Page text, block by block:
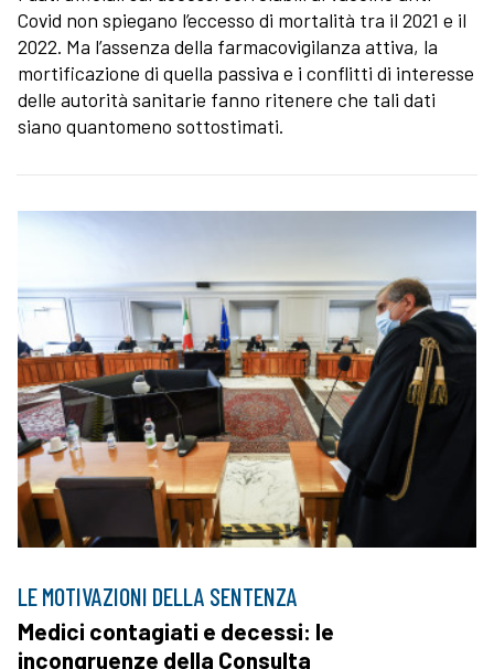
Covid non spiegano l’eccesso di mortalità tra il 2021 e il
2022. Ma l’assenza della farmacovigilanza attiva, la
mortificazione di quella passiva e i conflitti di interesse
delle autorità sanitarie fanno ritenere che tali dati
siano quantomeno sottostimati.
LE MOTIVAZIONI DELLA SENTENZA
Medici contagiati e decessi: le
incongruenze della Consulta